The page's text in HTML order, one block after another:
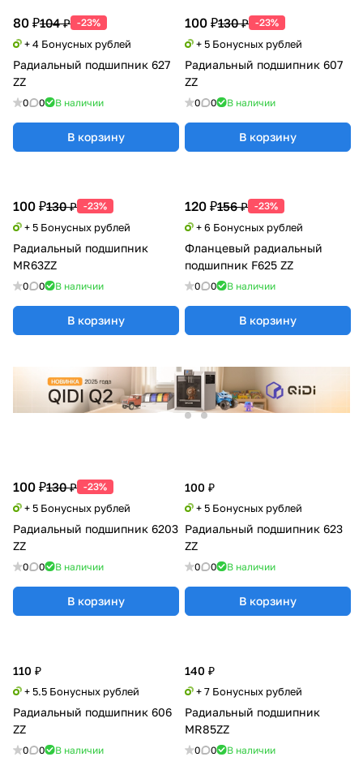
100 ₽130 ₽ -23%
+ 5 Бонусных рублей
Радиальный подшипник 607
ZZ
0 0 В наличии
В корзину
100 ₽130 ₽ -23%
+ 5 Бонусных рублей
Радиальный подшипник
MR63ZZ
0 0 В наличии
В корзину
120 ₽156 ₽ -23%
+ 6 Бонусных рублей
Фланцевый радиальный
подшипник F625 ZZ
0 0 В наличии
В корзину
100 ₽130 ₽ -23%
+ 5 Бонусных рублей
Радиальный подшипник 6203
ZZ
0 0 В наличии
В корзину
100 ₽
+ 5 Бонусных рублей
Радиальный подшипник 623
ZZ
0 0 В наличии
В корзину
80 ₽104 ₽ -23%
+ 4 Бонусных рублей
Радиальный подшипник 627
ZZ
0 0 В наличии
В корзину
110 ₽
+ 5.5 Бонусных рублей
Радиальный подшипник 606
ZZ
0 0 В наличии
140 ₽
+ 7 Бонусных рублей
Радиальный подшипник
MR85ZZ
0 0 В наличии